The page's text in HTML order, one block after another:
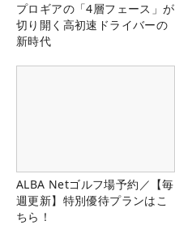
プロギアの「4層フェース」が
切り開く高初速ドライバーの
新時代
ALBA Netゴルフ場予約／【毎
週更新】特別優待プランはこ
ちら！